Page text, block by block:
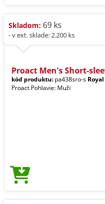
Skladom: 69 ks
- v ext. sklade: 2.200 ks
Proact Men's Short-
kód produktu: pa438sro-s Royal
Proact Pohlavie: Muži